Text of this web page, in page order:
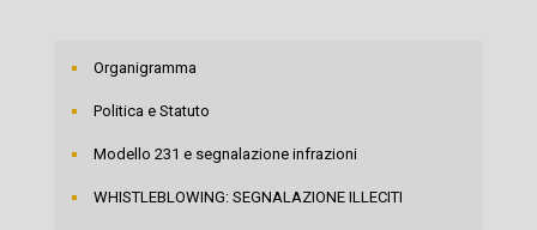
Organigramma
Politica e Statuto
Modello 231 e segnalazione infrazioni
WHISTLEBLOWING: SEGNALAZIONE ILLECITI